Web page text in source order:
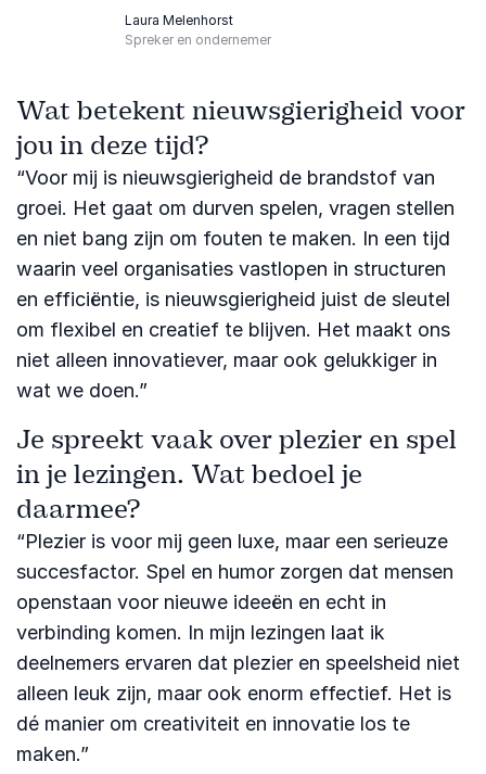
Laura Melenhorst
Spreker en ondernemer
Wat betekent nieuwsgierigheid voor
jou in deze tijd?
“Voor mij is nieuwsgierigheid de brandstof van
groei. Het gaat om durven spelen, vragen stellen
en niet bang zijn om fouten te maken. In een tijd
waarin veel organisaties vastlopen in structuren
en efficiëntie, is nieuwsgierigheid juist de sleutel
om flexibel en creatief te blijven. Het maakt ons
niet alleen innovatiever, maar ook gelukkiger in
wat we doen.”
Je spreekt vaak over plezier en spel
in je lezingen. Wat bedoel je
daarmee?
“Plezier is voor mij geen luxe, maar een serieuze
succesfactor. Spel en humor zorgen dat mensen
openstaan voor nieuwe ideeën en echt in
verbinding komen. In mijn lezingen laat ik
deelnemers ervaren dat plezier en speelsheid niet
alleen leuk zijn, maar ook enorm effectief. Het is
dé manier om creativiteit en innovatie los te
maken.”